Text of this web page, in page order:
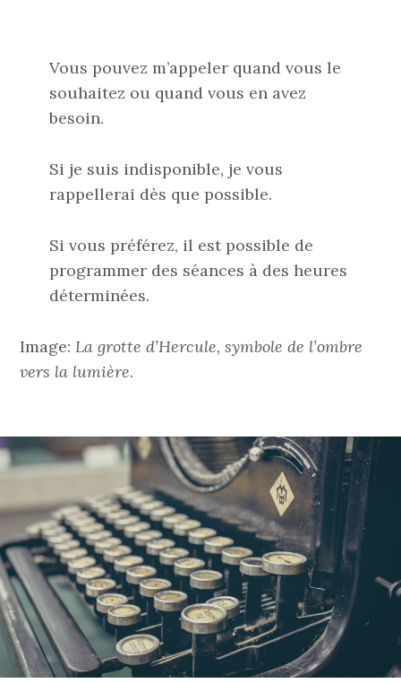
Vous pouvez m’appeler quand vous le
souhaitez ou quand vous en avez
besoin.
Si je suis indisponible, je vous
rappellerai dès que possible.
Si vous préférez, il est possible de
programmer des séances à des heures
déterminées.
Image:La grotte d’Hercule, symbole de l’ombre
vers la lumière.